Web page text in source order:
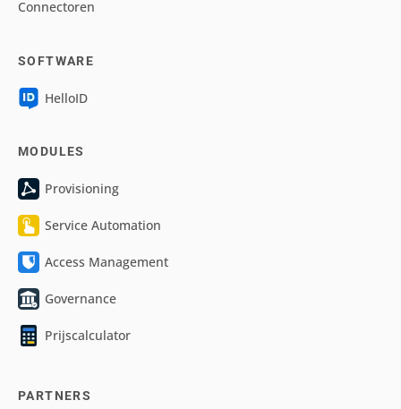
Connectoren
SOFTWARE
HelloID
MODULES
Provisioning
Service Automation
Access Management
Governance
Prijscalculator
PARTNERS